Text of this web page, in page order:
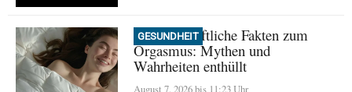
GESUNDHEIT
Wissenschaftliche Fakten zum
Orgasmus: Mythen und
Wahrheiten enthüllt
August 7, 2026 bis 11:23 Uhr